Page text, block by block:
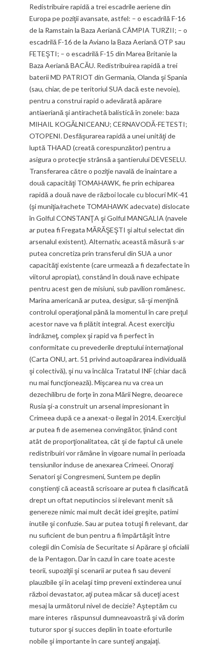
Redistribuire rapidă a trei escadrile aeriene din
Europa pe poziţii avansate, astfel: – o escadrilă F-16
de la Ramstain la Baza Aeriană CÂMPIA TURZII; – o
escadrilă F-16 de la Aviano la Baza Aeriană OTP sau
FETEŞTI; – o escadrilă F-15 din Marea Britanie la
Baza Aeriană BACĂU. Redistribuirea rapidă a trei
baterii MD PATRIOT din Germania, Olanda şi Spania
(sau, chiar, de pe teritoriul SUA dacă este nevoie),
pentru a construi rapid o adevărată apărare
antiaeriană şi antirachetă balistică în zonele: baza
MIHAIL KOGĂLNICEANU; CERNAVODĂ-FETESTI;
OTOPENI. Desfăşurarea rapidă a unei unităţi de
luptă THAAD (creată corespunzător) pentru a
asigura o protecţie strânsă a şantierului DEVESELU.
Transferarea către o poziţie navală de înaintare a
două capacităţi TOMAHAWK, fie prin echiparea
rapidă a două nave de război locale cu blocuri MK-41
(şi muniţia/rachete TOMAHAWK adecvate) dislocate
în Golful CONSTANŢA şi Golful MANGALIA (navele
ar putea fi Fregata MĂRĂŞEŞTI şi altul selectat din
arsenalul existent). Alternativ, această măsură s-ar
putea concretiza prin transferul din SUA a unor
capacităţi existente (care urmează a fi dezafectate în
viitorul apropiat), constând în două nave echipate
pentru acest gen de misiuni, sub pavilion românesc.
Marina americană ar putea, desigur, să-şi menţină
controlul operaţional până la momentul în care preţul
acestor nave va fi plătit integral. Acest exerciţiu
îndrăzneţ, complex şi rapid va fi perfect în
conformitate cu prevederile dreptului internaţional
(Carta ONU, art. 51 privind autoapărarea individuală
şi colectivă), şi nu va încălca Tratatul INF (chiar dacă
nu mai funcţionează). Mişcarea nu va crea un
dezechilibru de forţe în zona Mării Negre, deoarece
Rusia şi-a construit un arsenal impresionant în
Crimeea după ce a anexat-o ilegal în 2014. Exerciţiul
ar putea fi de asemenea convingător, ţinând cont
atât de proporţionalitatea, cât şi de faptul că unele
redistribuiri vor rămâne în vigoare numai în perioada
tensiunilor induse de anexarea Crimeei. Onoraţi
Senatori şi Congresmeni, Suntem pe deplin
conştienţi că această scrisoare ar putea fi clasificată
drept un oftat neputincios si irelevant menit să
genereze nimic mai mult decât idei greşite, patimi
inutile şi confuzie. Sau ar putea totuşi fi relevant, dar
nu suficient de bun pentru a fi împărtăşit între
colegii din Comisia de Securitate si Apărare şi oficialii
de la Pentagon. Dar în cazul în care toate aceste
teorii, supoziţii şi scenarii ar putea fi sau deveni
plauzibile şi în acelaşi timp preveni extinderea unui
război devastator, aţi putea măcar să duceţi acest
mesaj la următorul nivel de decizie? Aşteptăm cu
mare interes răspunsul dumneavoastră şi vă dorim
tuturor spor şi succes deplin în toate eforturile
nobile şi importante în care sunteţi angajaţi.